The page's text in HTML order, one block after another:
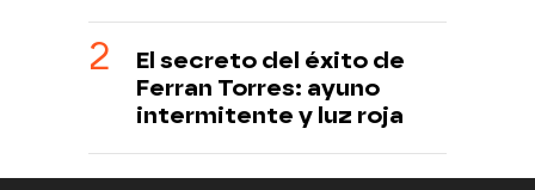
El secreto del éxito de
Ferran Torres: ayuno
intermitente y luz roja